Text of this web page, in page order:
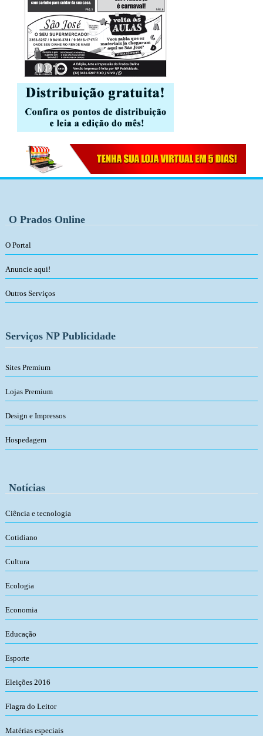
O Prados Online
O Portal
Anuncie aqui!
Outros Serviços
Serviços NP Publicidade
Sites Premium
Lojas Premium
Design e Impressos
Hospedagem
Notícias
Ciência e tecnologia
Cotidiano
Cultura
Ecologia
Economia
Educação
Esporte
Eleições 2016
Flagra do Leitor
Matérias especiais